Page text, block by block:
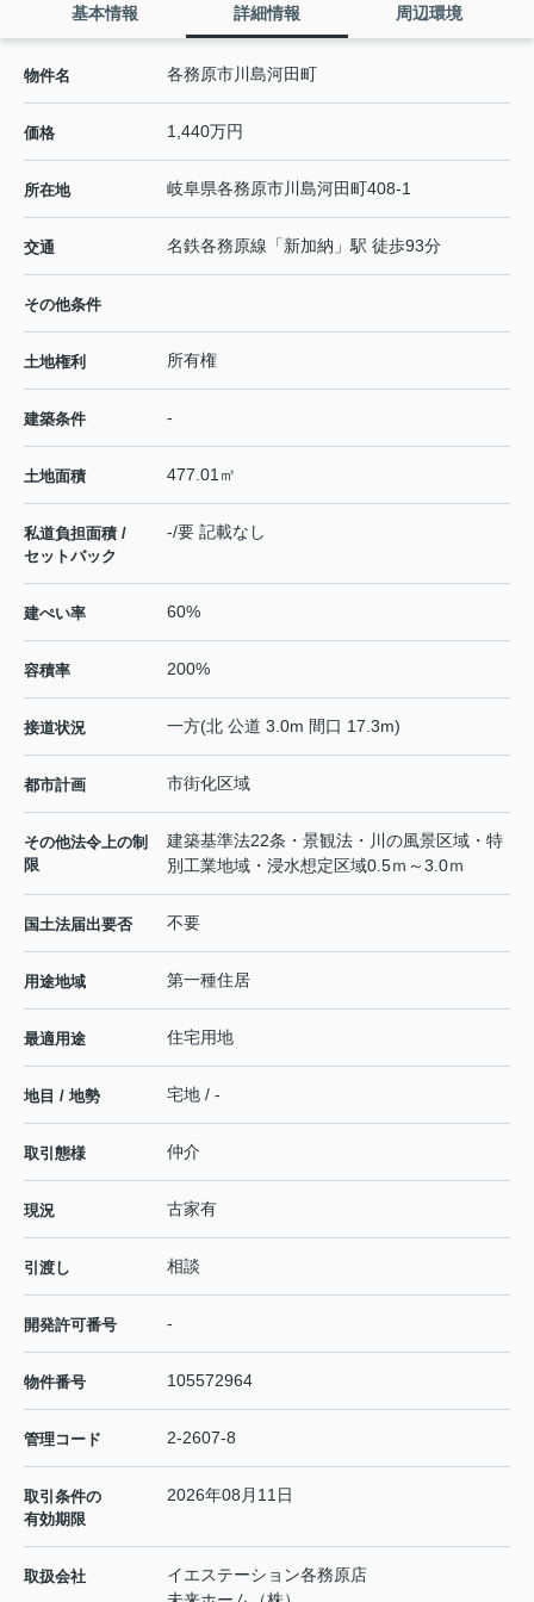
基本情報 詳細情報 周辺環境
物件名 各務原市川島河田町
価格 1,440万円
所在地 岐阜県各務原市川島河田町408-1
交通 名鉄各務原線 「新加納 」駅 徒歩93分
その他条件
土地権利 所有権
建築条件 -
土地面積 477.01㎡
私道負担面積 /
セットバック
-/要 記載なし
建ぺい率 60%
容積率 200%
接道状況 一方(北 公道 3.0m 間口 17.3m)
都市計画 市街化区域
その他法令上の制
限
建築基準法22条・景観法・川の風景区域・特
別工業地域・浸水想定区域0.5ｍ～3.0ｍ
国土法届出要否 不要
用途地域 第一種住居
最適用途 住宅用地
地目 / 地勢 宅地 / -
取引態様 仲介
現況 古家有
引渡し 相談
開発許可番号 -
物件番号 105572964
管理コード 2-2607-8
取引条件の
有効期限
2026年08月11日
取扱会社
イエステーション各務原店